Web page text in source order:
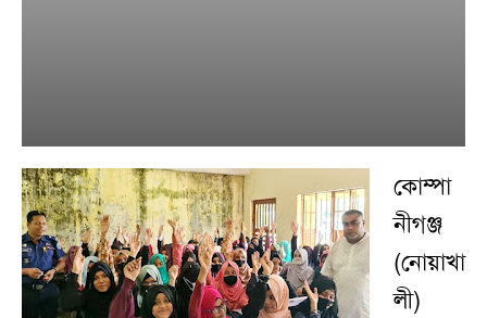
কোম্পা
নীগঞ্জ
(নোয়াখা
লী)